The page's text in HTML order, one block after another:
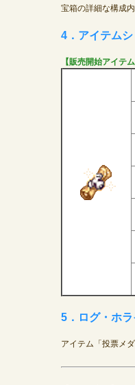
宝箱の詳細な構成
4．アイテム
【販売開始アイテ
5．ログ・ホ
アイテム「投票メ